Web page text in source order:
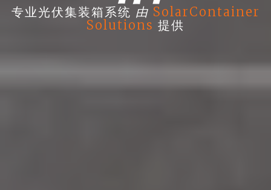
专业光伏集装箱系统 由 SolarContainer
Solutions 提供